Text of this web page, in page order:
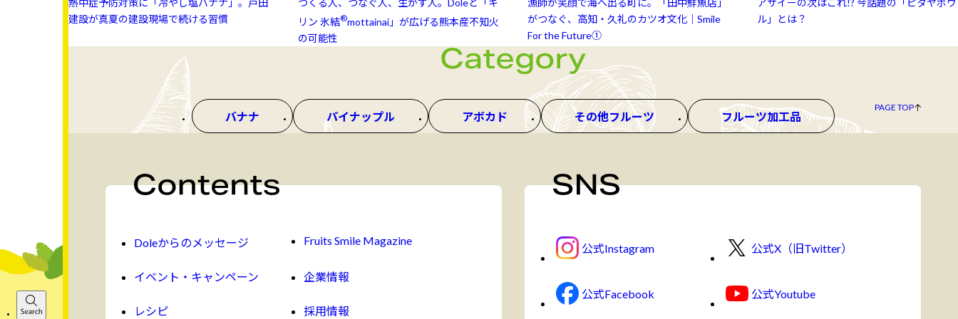
建設が真夏の建設現場で続ける習慣
つくる人、つなぐ人、生かす人。Doleと「キ
リン 氷結⁠⁠®mottainai」が広げる熊本産不知火
の可能性
漁師が笑顔で海へ出る町に。「田中鮮魚店」
がつなぐ、高知・久礼のカツオ文化｜Smile
For the Future①
アサイーの次はこれ!? 今話題の「ピタヤボウ
ル」とは？
バナナ パイナップル アボカド その他フルーツ フルーツ加工品
PAGE TOP
Doleからのメッセージ
イベント・キャンペーン
レシピ
Fruits Smile Magazine
企業情報
採用情報
公式Instagram
公式Facebook
公式X（旧Twitter）
公式Youtube